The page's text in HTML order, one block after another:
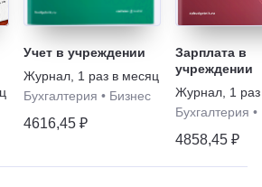
Учет в учреждении
Журнал 1 раз в месяц
Бухгалтерия • Бизнес
4616,45 ₽
Зарплата в
учреждении
Журнал 1
Бухгалтерия •
4858,45 ₽